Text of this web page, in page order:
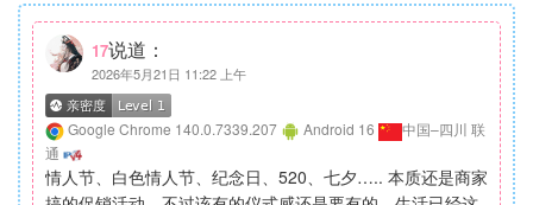
17说道：
2026年5月21日 11:22 上午
Google Chrome 140.0.7339.207 Android 16
中国–四川 联
通
情人节、白色情人节、纪念日、520、七夕….. 本质还是商家